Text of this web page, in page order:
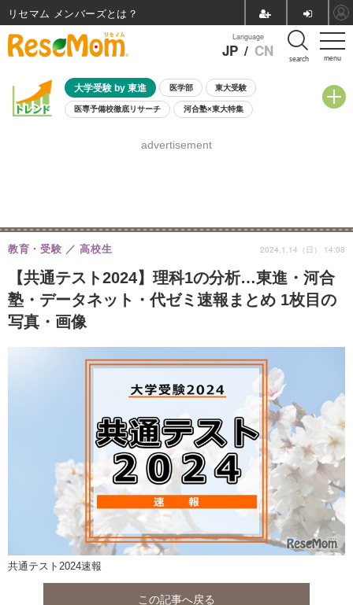
menu
Language
JP / CN search
大学受験 by 東進 医学部 東大受験
医専予備校徹底リサーチ 河合塾×東大特集
8月開催学校説明会・相談会
advertisement
【共通テスト2024】理科1の分析…東進・河合
塾・データネット・代ゼミ速報まとめ 1枚目の
写真・画像
教育・受験 高校生 2024.1.14（日） 14:08
共通テスト2024速報
この記事へ戻る
リセマム メンバーズ